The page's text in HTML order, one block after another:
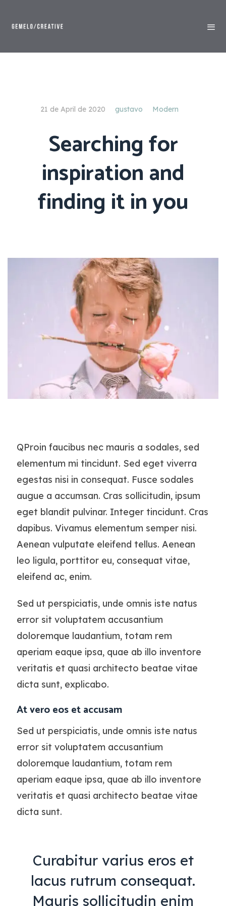
21 de April de 2020 gustavo Modern
Searching for
inspiration and
finding it in you
QProin faucibus nec mauris a sodales, sed
elementum mi tincidunt. Sed eget viverra
egestas nisi in consequat. Fusce sodales
augue a accumsan. Cras sollicitudin, ipsum
eget blandit pulvinar. Integer tincidunt. Cras
dapibus. Vivamus elementum semper nisi.
Aenean vulputate eleifend tellus. Aenean
leo ligula, porttitor eu, consequat vitae,
eleifend ac, enim.
Sed ut perspiciatis, unde omnis iste natus
error sit voluptatem accusantium
doloremque laudantium, totam rem
aperiam eaque ipsa, quae ab illo inventore
veritatis et quasi architecto beatae vitae
dicta sunt, explicabo.
At vero eos et accusam
Sed ut perspiciatis, unde omnis iste natus
error sit voluptatem accusantium
doloremque laudantium, totam rem
aperiam eaque ipsa, quae ab illo inventore
veritatis et quasi architecto beatae vitae
dicta sunt.
Curabitur varius eros et
lacus rutrum consequat.
Mauris sollicitudin enim